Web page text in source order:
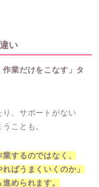
い
作業だけをこなす」タ
、サポートがない
ことも。
するのではなく、
ばうまくいくのか」
められます。